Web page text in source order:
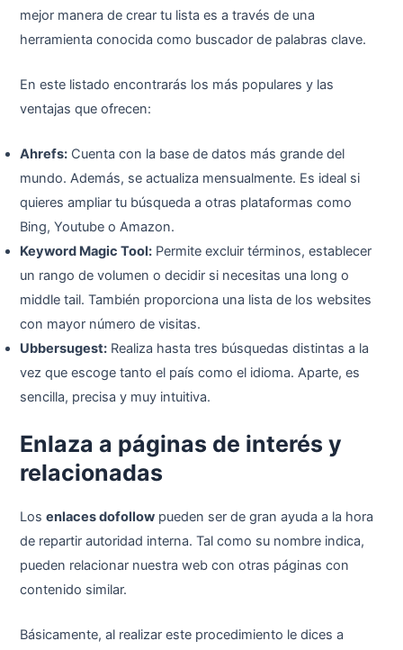
mejor manera de crear tu lista es a través de una
herramienta conocida como buscador de palabras clave.
En este listado encontrarás los más populares y las
ventajas que ofrecen:
Ahrefs: Cuenta con la base de datos más grande del
mundo. Además, se actualiza mensualmente. Es ideal si
quieres ampliar tu búsqueda a otras plataformas como
Bing, Youtube o Amazon.
Keyword Magic Tool: Permite excluir términos, establecer
un rango de volumen o decidir si necesitas una long o
middle tail. También proporciona una lista de los websites
con mayor número de visitas.
Ubbersugest: Realiza hasta tres búsquedas distintas a la
vez que escoge tanto el país como el idioma. Aparte, es
sencilla, precisa y muy intuitiva.
Enlaza a páginas de interés y
relacionadas
Losenlaces dofollow pueden ser de gran ayuda a la hora
de repartir autoridad interna. Tal como su nombre indica,
pueden relacionar nuestra web con otras páginas con
contenido similar.
Básicamente, al realizar este procedimiento le dices a